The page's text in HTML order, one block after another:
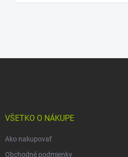
VŠETKO O NÁKUPE
Ako nakupovať
Obchodné podmienky